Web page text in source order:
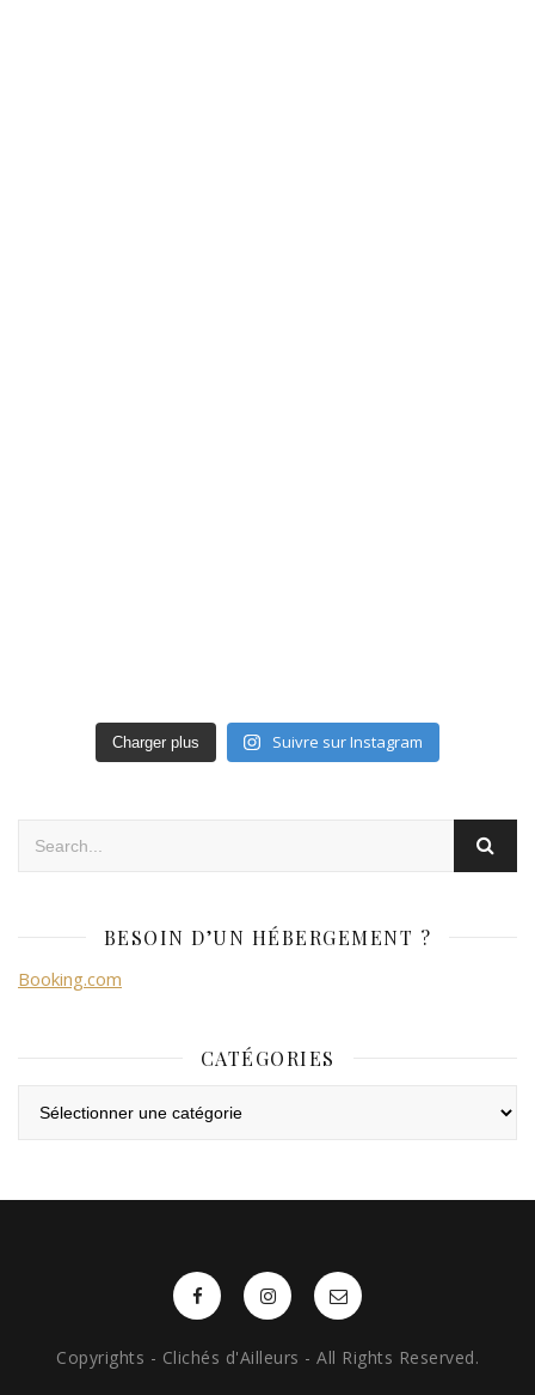
Charger plus Suivre sur Instagram
BESOIN D’UN HÉBERGEMENT ?
Booking.com
CATÉGORIES
Copyrights - Clichés d'Ailleurs - All Rights Reserved.